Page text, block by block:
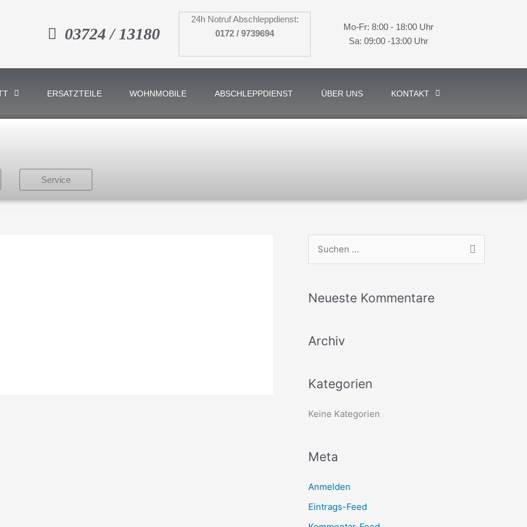
03724 / 13180
24h Notruf Abschleppdienst:
0172 / 9739694
Mo-Fr: 8:00 - 18:00 Uhr
Sa: 09:00 -13:00 Uhr
ERSATZTEILE WOHNMOBILE ABSCHLEPPDIENST ÜBER UNS KONTAKT
Service
h
n
h
Neueste Kommentare
Archiv
Kategorien
Keine Kategorien
Meta
Anmelden
Eintrags-Feed